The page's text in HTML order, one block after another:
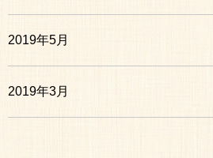
2019年5月
2019年3月